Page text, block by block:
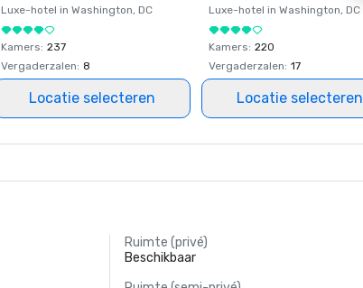
Luxe-hotel in Washington, DC
Kamers: 237
Vergaderzalen: 8
Locatie selecteren
Luxe-hotel in Washington, DC
Kamers: 220
Vergaderzalen: 17
Locatie selecteren
Ruimte (privé)
Beschikbaar